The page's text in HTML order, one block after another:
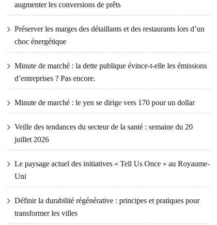
augmenter les conversions de prêts
Préserver les marges des détaillants et des restaurants lors d’un
choc énergétique
Minute de marché : la dette publique évince-t-elle les émissions
d’entreprises ? Pas encore.
Minute de marché : le yen se dirige vers 170 pour un dollar
Veille des tendances du secteur de la santé : semaine du 20
juillet 2026
Le paysage actuel des initiatives « Tell Us Once » au Royaume-
Uni
Définir la durabilité régénérative : principes et pratiques pour
transformer les villes